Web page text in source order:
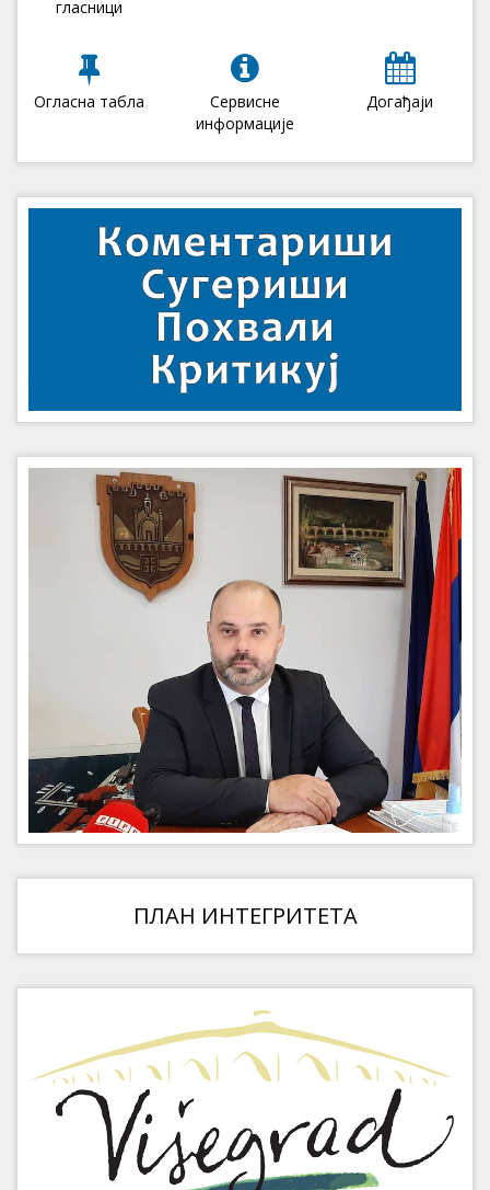
гласници
Огласна табла
Сервисне
информације
Догађаји
ПЛАН ИНТЕГРИТЕТА